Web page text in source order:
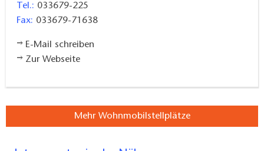
Tel.: 033679-225
Fax: 033679-71638
E-Mail schreiben
Zur Webseite
Mehr Wohnmobilstellplätze